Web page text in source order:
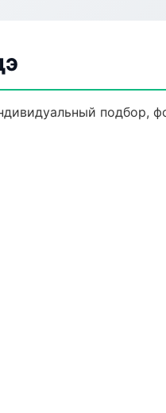
подбор,